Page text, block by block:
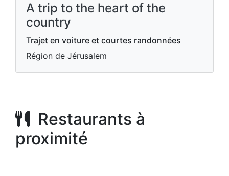
A trip to the heart of the
country
Trajet en voiture et courtes randonnées
Région de Jérusalem
Restaurants à
proximité